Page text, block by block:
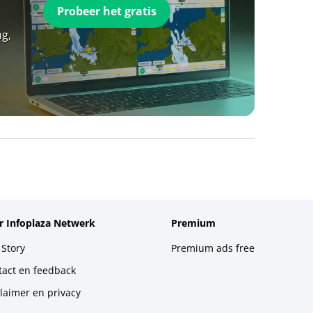
Probeer het gratis
Infoplaza Netwerk
en feedback
en privacy
Premium
Premium ads free